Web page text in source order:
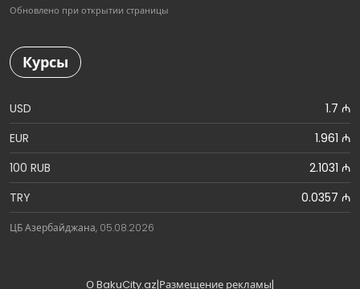
Обновлено при открытии страницы
Курсы
USD
1.7 ₼
EUR
1.961 ₼
100 RUB
2.1031 ₼
TRY
0.0357 ₼
ЦБ Азербайджана, 05.08.2026
О BakuCity.az|Размещение рекламы|